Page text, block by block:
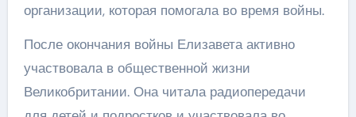
организации, которая помогала во время войны.
После окончания войны Елизавета активно
участвовала в общественной жизни
Великобритании. Она читала радиопередачи